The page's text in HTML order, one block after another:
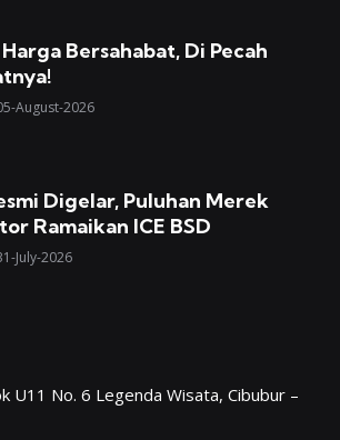
Bersahabat, Di Pecah
August-2026
Digelar, Puluhan Merek
Ramaikan ICE BSD
July-2026
U11 No. 6 Legenda Wisata, Cibubur –